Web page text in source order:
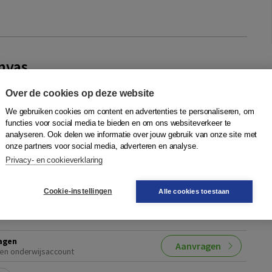
vinden veranderingen plaats. Variërend van
zoals een reorganisatie tot relatief kleine
samenwerkingsafspraken tus...Meer
in
Quantity In winkelwagen
onderwijsaccount
Aanvragen
Over de cookies op deze website
We gebruiken cookies om content en advertenties te personaliseren, om
functies voor social media te bieden en om ons websiteverkeer te
analyseren. Ook delen we informatie over jouw gebruik van onze site met
onze partners voor social media, adverteren en analyse.
Privacy- en cookieverklaring
Cookie-instellingen Alle cookies toestaan